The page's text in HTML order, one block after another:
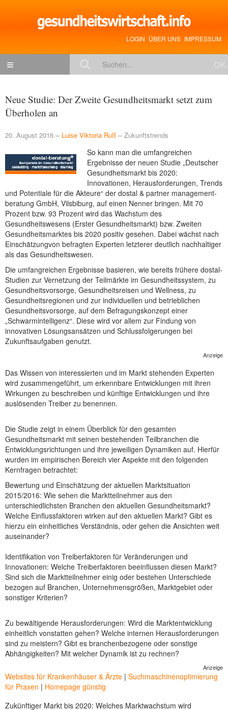
LOGIN ÜBER UNS IMPRESSUM
Gesundheitspolitik
Medizin & Pharma
Jobs & Karriere
Mitglieder-Beiträge
NEUER BEITRAG
Neue Studie: Der Zweite Gesundheitsmarkt setzt zum
Überholen an
20. August 2016 Luise Viktoria Ruß Zukunftstrends
So kann man die umfangreichen
Ergebnisse der neuen Studie „Deutscher
Gesundheitsmarkt bis 2020:
Innovationen, Herausforderungen, Trends
und Potentiale für die Akteure“ der dostal & partner management-
beratung GmbH, Vilsbiburg, auf einen Nenner bringen. Mit 70
Prozent bzw. 93 Prozent wird das Wachstum des
Gesundheitswesens (Erster Gesundheitsmarkt) bzw. Zweiten
Gesundheitsmarktes bis 2020 positiv gesehen. Dabei wächst nach
Einschätzungvon befragten Experten letzterer deutlich nachhaltiger
als das Gesundheitswesen.
Die umfangreichen Ergebnisse basieren, wie bereits frühere dostal-
Studien zur Vernetzung der Teilmärkte im Gesundheitssystem, zu
Gesundheitsvorsorge, Gesundheitsreisen und Wellness, zu
Gesundheitsregionen und zur individuellen und betrieblichen
Gesundheitsvorsorge, auf dem Befragungskonzept einer
„Schwarmintelligenz“. Diese wird vor allem zur Findung von
innovativen Lösungsansätzen und Schlussfolgerungen bei
Zukunftsaufgaben genutzt.
Anzeige
Das Wissen von interessierten und im Markt stehenden Experten
wird zusammengeführt, um erkennbare Entwicklungen mit ihren
Wirkungen zu beschreiben und künftige Entwicklungen und ihre
auslösenden Treiber zu benennen.
Die Studie zeigt in einem Überblick für den gesamten
Gesundheitsmarkt mit seinen bestehenden Teilbranchen die
Entwicklungsrichtungen und ihre jeweiligen Dynamiken auf. Hierfür
wurden im empirischen Bereich vier Aspekte mit den folgenden
Kernfragen betrachtet:
Bewertung und Einschätzung der aktuellen Marktsituation
2015/2016: Wie sehen die Marktteilnehmer aus den
unterschiedlichsten Branchen den aktuellen Gesundheitsmarkt?
Welche Einflussfaktoren wirken auf den aktuellen Markt? Gibt es
hierzu ein einheitliches Verständnis, oder gehen die Ansichten weit
auseinander?
Identifikation von Treiberfaktoren für Veränderungen und
Innovationen: Welche Treiberfaktoren beeinflussen diesen Markt?
Sind sich die Marktteilnehmer einig oder bestehen Unterschiede
bezogen auf Branchen, Unternehmensgrößen, Marktgebiet oder
sonstiger Kriterien?
Zu bewältigende Herausforderungen: Wird die Marktentwicklung
einheitlich vonstatten gehen? Welche internen Herausforderungen
sind zu meistern? Gibt es branchenbezogene oder sonstige
Abhängigkeiten? Mit welcher Dynamik ist zu rechnen?
Anzeige
Websites für Krankenhäuser & Ärzte | Suchmaschinenoptimierung
für Praxen | Homepage günstig
Zukünftiger Markt bis 2020: Welches Marktwachstum wird